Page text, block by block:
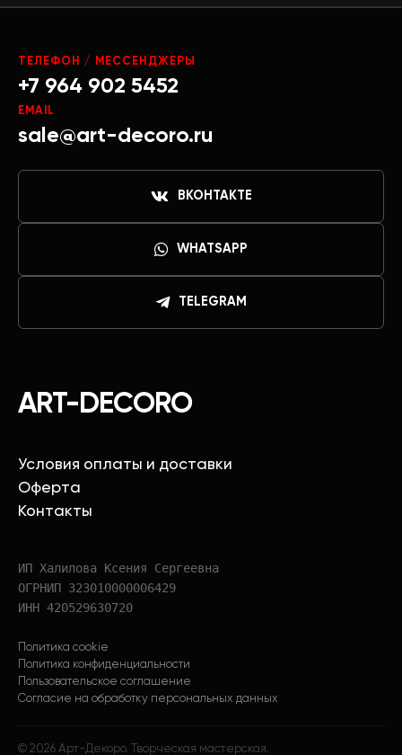
ART-DECORO
Условия оплаты и доставки
Оферта
Контакты
ИП Халилова Ксения Сергеевна
ОГРНИП 323010000006429
ИНН 420529630720
Политика cookie
Политика конфиденциальности
Пользовательское соглашение
Согласие на обработку персональных данных
© 2026 Арт-Декоро. Творческая мастерская.
ТЕЛЕФОН / МЕССЕНДЖЕРЫ
+7 964 902 5452
EMAIL
sale@art-decoro.ru
ВКОНТАКТЕ
WHATSAPP
TELEGRAM